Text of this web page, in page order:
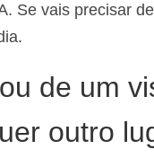
Se vais precisar
de um
outro